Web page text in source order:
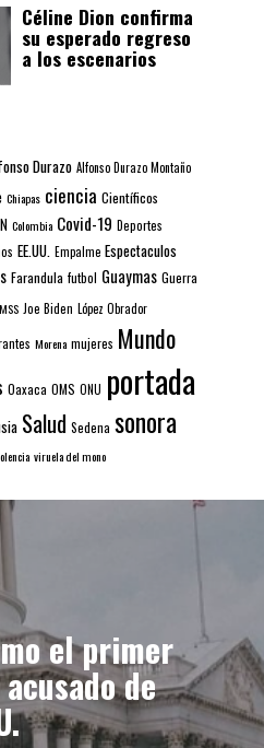
Céline Dion confirma
su esperado regreso
a los escenarios
Durazo Alfonso Durazo Montaño
Chiapas ciencia Científicos
Colombia Covid-19 Deportes
EE.UU. Empalme Espectaculos
Farandula futbol Guaymas Guerra
Joe Biden López Obrador
Morena mujeres Mundo
Oaxaca OMS ONU portada
Salud Sedena sonora
viruela del mono
el primer
de